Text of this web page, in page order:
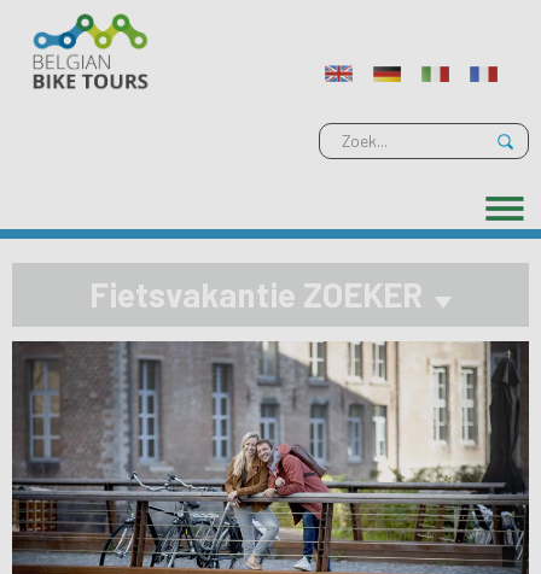
Fietsvakantie ZOEKER
Previous Next